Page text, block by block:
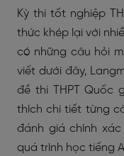
Kỳ thi tốt nghiệp
thức khép lại với
có những câu hỏi
viết dưới đây,
đề thi THPT Quốc
thích chi tiết từng
đánh giá chính
quá trình học tiếng